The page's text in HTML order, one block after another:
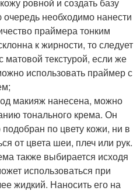
очередь необходимо нанести
праймера тонким
к жирности, то следует
матовой текстурой, если же
использовать праймер с
макияж нанесена, можно
тонального крема. Он
по цвету кожи, ни в
от цвета шеи, плеч или рук.
также выбирается исходя
использоваться при
жидкий. Наносить его на